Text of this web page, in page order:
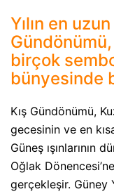
Yılın en
birçok
bünyesinde
Kış Gündönümü,
gecesinin ve en
Güneş ışınlarının
Oğlak
gerçekleşir. Güney